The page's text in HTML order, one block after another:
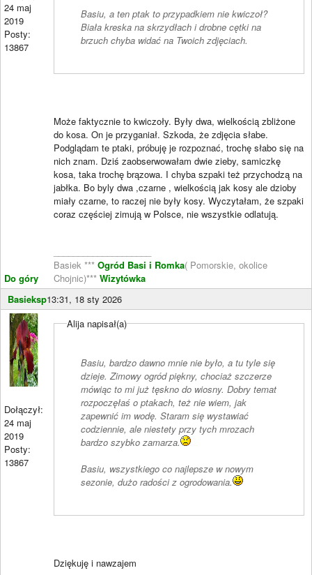
24 maj
2019
Posty:
13867
Do góry
Basiu, a ten ptak to przypadkiem nie kwiczoł?
Biała kreska na skrzydłach i drobne cętki na
brzuch chyba widać na Twoich zdjęciach.
Może faktycznie to kwiczoły. Były dwa, wielkością zbliżone
do kosa. On je przyganiał. Szkoda, że zdjęcia słabe.
Podglądam te ptaki, próbuję je rozpoznać, trochę słabo się na
nich znam. Dziś zaobserwowałam dwie zieby, samiczkę
kosa, taka trochę brązowa. I chyba szpaki też przychodzą na
jabłka. Bo byly dwa ,czarne , wielkością jak kosy ale dzioby
miały czarne, to raczej nie były kosy. Wyczytałam, że szpaki
coraz częściej zimują w Polsce, nie wszystkie odlatują.
Basiek *** Ogród Basi i Romka( Pomorskie, okolice
Chojnic)*** Wizytówka
Basieksp13:31, 18 sty 2026
Dołączył:
24 maj
2019
Posty:
13867
Alija napisał(a)
Basiu, bardzo dawno mnie nie było, a tu tyle się
dzieje. Zimowy ogród piękny, chociaż szczerze
mówiąc to mi już tęskno do wiosny. Dobry temat
rozpoczęłaś o ptakach, też nie wiem, jak
zapewnić im wodę. Staram się wystawiać
codziennie, ale niestety przy tych mrozach
bardzo szybko zamarza.
Basiu, wszystkiego co najlepsze w nowym
sezonie, dużo radości z ogrodowania.
Dziękuję i nawzajem